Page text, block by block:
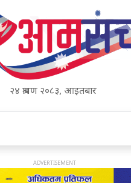
२४ श्रावण २०८३, आइतबार